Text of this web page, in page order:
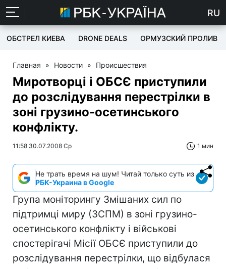
RU
ОБСТРЕЛ КИЕВА DRONE DEALS ОРМУЗСКИЙ ПРОЛИВ
Главная » Новости » Происшествия
Миротворці і ОБСЄ приступили
до розслідування перестрілки в
зоні грузино-осетинського
конфлікту.
11:58 30.07.2008 Ср 1 мин
Не трать время на шум! Читай только суть из
РБК-Украина в Google
Група моніторингу Змішаних сил по
підтримці миру (ЗСПМ) в зоні грузино-
осетинського конфлікту і військові
спостерігачі Місії ОБСЄ приступили до
розслідування перестрілки, що відбулася